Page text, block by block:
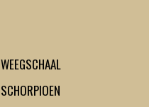
WEEGSCHAAL
SCHORPIOEN